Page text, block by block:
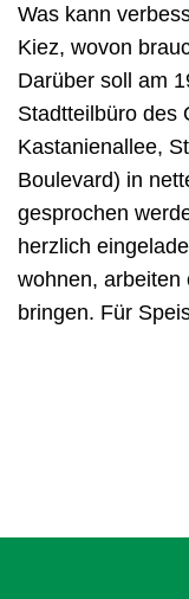
Was kann
Kiez, wovon
Darüber soll am
Stadtteilbüro des
Kastanienallee,
Boulevard) in
gesprochen
herzlich
wohnen, arbeiten
bringen. Für